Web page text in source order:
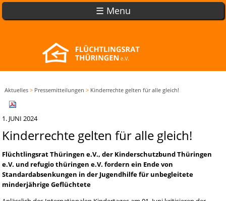
☰ Menu
Aktuelles > Pressemitteilungen > Kinderrechte gelten für alle gleich!
1. JUNI 2024
Kinderrechte gelten für alle gleich!
Flüchtlingsrat Thüringen e.V., der Kinderschutzbund Thüringen
e.V. und refugio thüringen e.V. fordern ein Ende von
Standardabsenkungen in der Jugendhilfe für unbegleitete
minderjährige Geflüchtete